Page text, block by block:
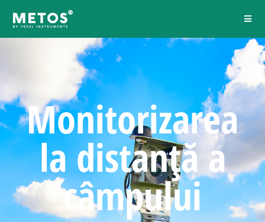
Monitorizarea
la distanță a
câmpului